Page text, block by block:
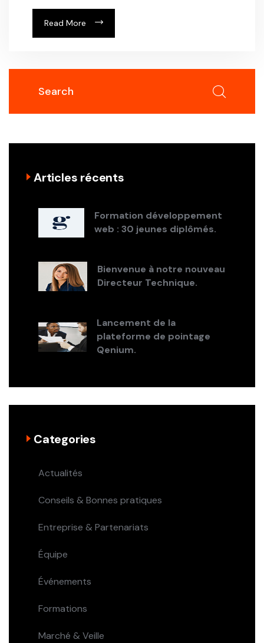
Read More
Articles récents
Formation développement
web : 30 jeunes diplômés.
Bienvenue à notre nouveau
Directeur Technique.
Lancement de la
plateforme de pointage
Qenium.
Categories
Actualités
Conseils & Bonnes pratiques
Entreprise & Partenariats
Équipe
Événements
Formations
Marché & Veille